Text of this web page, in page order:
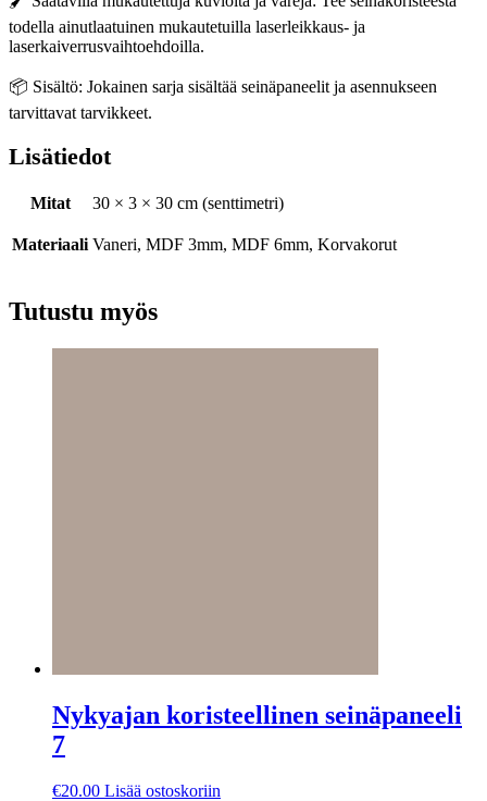
todella ainutlaatuinen mukautetuilla laserleikkaus- ja
laserkaiverrusvaihtoehdoilla.
📦 Sisältö: Jokainen sarja sisältää seinäpaneelit ja asennukseen
tarvittavat tarvikkeet.
Lisätiedot
Mitat 30 × 3 × 30 cm (senttimetri)
Materiaali Vaneri, MDF 3mm, MDF 6mm, Korvakorut
Tutustu myös
Nykyajan koristeellinen seinäpaneeli
7
€20.00 Lisää ostoskoriin